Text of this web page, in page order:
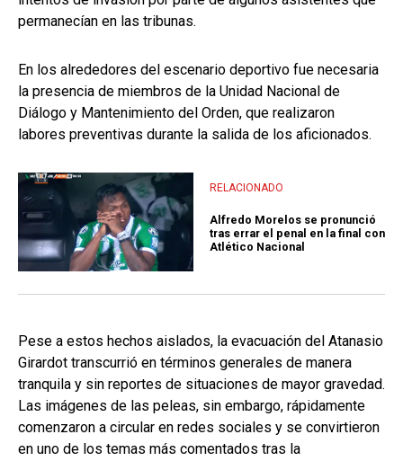
permanecían en las tribunas.
En los alrededores del escenario deportivo fue necesaria
la presencia de miembros de la Unidad Nacional de
Diálogo y Mantenimiento del Orden, que realizaron
labores preventivas durante la salida de los aficionados.
RELACIONADO
Alfredo Morelos se pronunció
tras errar el penal en la final con
Atlético Nacional
Pese a estos hechos aislados, la evacuación del Atanasio
Girardot transcurrió en términos generales de manera
tranquila y sin reportes de situaciones de mayor gravedad.
Las imágenes de las peleas, sin embargo, rápidamente
comenzaron a circular en redes sociales y se convirtieron
en uno de los temas más comentados tras la